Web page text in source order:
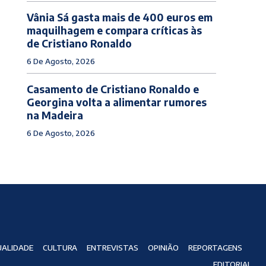
Vânia Sá gasta mais de 400 euros em
maquilhagem e compara críticas às
de Cristiano Ronaldo
6 De Agosto, 2026
Casamento de Cristiano Ronaldo e
Georgina volta a alimentar rumores
na Madeira
6 De Agosto, 2026
CULTURA ENTREVISTAS OPINIÃO
REPORTAGENS